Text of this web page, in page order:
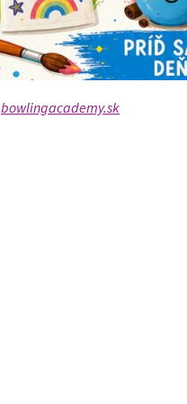
bowlingacademy.sk